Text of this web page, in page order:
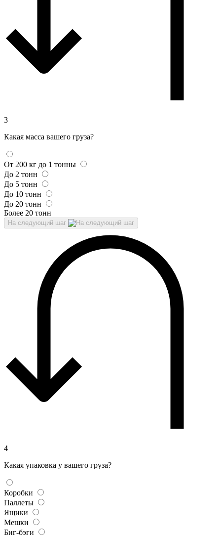
3
Какая масса вашего груза?
От 200 кг до 1 тонны
До 2 тонн
До 5 тонн
До 10 тонн
До 20 тонн
Более 20 тонн
На следующий шаг
4
Какая упаковка у вашего груза?
Коробки
Паллеты
Ящики
Мешки
Биг-бэги